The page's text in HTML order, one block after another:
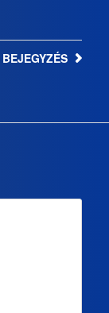
BEJEGYZÉS